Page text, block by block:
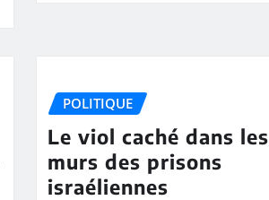
POLITIQUE
Le viol caché dans les
murs des prisons
israéliennes